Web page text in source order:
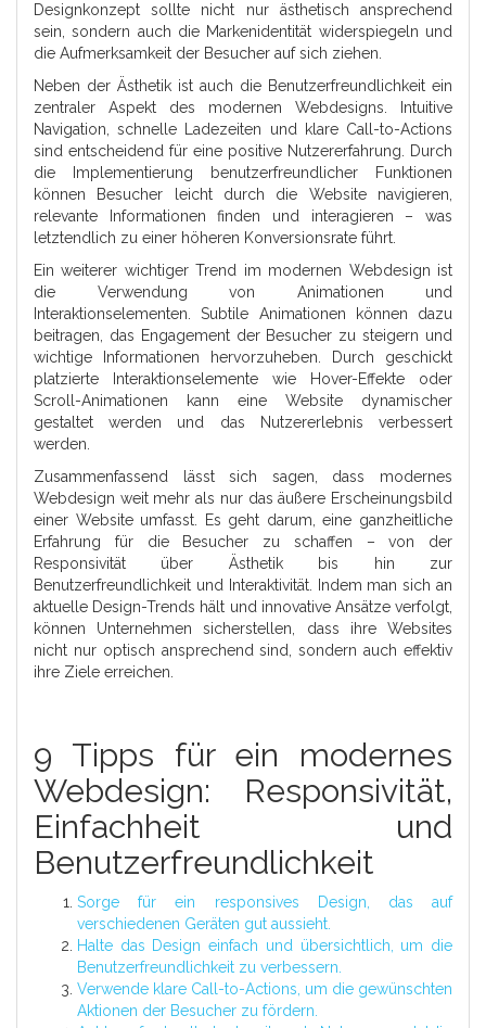
Designkonzept sollte nicht nur ästhetisch ansprechend
sein, sondern auch die Markenidentität widerspiegeln und
die Aufmerksamkeit der Besucher auf sich ziehen.
Neben der Ästhetik ist auch die Benutzerfreundlichkeit ein
zentraler Aspekt des modernen Webdesigns. Intuitive
Navigation, schnelle Ladezeiten und klare Call-to-Actions
sind entscheidend für eine positive Nutzererfahrung. Durch
die Implementierung benutzerfreundlicher Funktionen
können Besucher leicht durch die Website navigieren,
relevante Informationen finden und interagieren – was
letztendlich zu einer höheren Konversionsrate führt.
Ein weiterer wichtiger Trend im modernen Webdesign ist
die Verwendung von Animationen und
Interaktionselementen. Subtile Animationen können dazu
beitragen, das Engagement der Besucher zu steigern und
wichtige Informationen hervorzuheben. Durch geschickt
platzierte Interaktionselemente wie Hover-Effekte oder
Scroll-Animationen kann eine Website dynamischer
gestaltet werden und das Nutzererlebnis verbessert
werden.
Zusammenfassend lässt sich sagen, dass modernes
Webdesign weit mehr als nur das äußere Erscheinungsbild
einer Website umfasst. Es geht darum, eine ganzheitliche
Erfahrung für die Besucher zu schaffen – von der
Responsivität über Ästhetik bis hin zur
Benutzerfreundlichkeit und Interaktivität. Indem man sich an
aktuelle Design-Trends hält und innovative Ansätze verfolgt,
können Unternehmen sicherstellen, dass ihre Websites
nicht nur optisch ansprechend sind, sondern auch effektiv
ihre Ziele erreichen.
9 Tipps für ein modernes
Webdesign: Responsivität,
Einfachheit und
Benutzerfreundlichkeit
Sorge für ein responsives Design, das auf
verschiedenen Geräten gut aussieht.
Halte das Design einfach und übersichtlich, um die
Benutzerfreundlichkeit zu verbessern.
Verwende klare Call-to-Actions, um die gewünschten
Aktionen der Besucher zu fördern.